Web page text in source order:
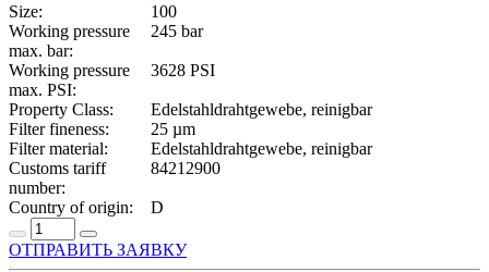
Size:
100
Working pressure
max. bar:
245 bar
Working pressure
max. PSI:
3628 PSI
Property Class:
Edelstahldrahtgewebe, reinigbar
Filter fineness:
25 µm
Filter material:
Edelstahldrahtgewebe, reinigbar
Customs tariff
number:
84212900
Country of origin: D
ОТПРАВИТЬ ЗАЯВКУ